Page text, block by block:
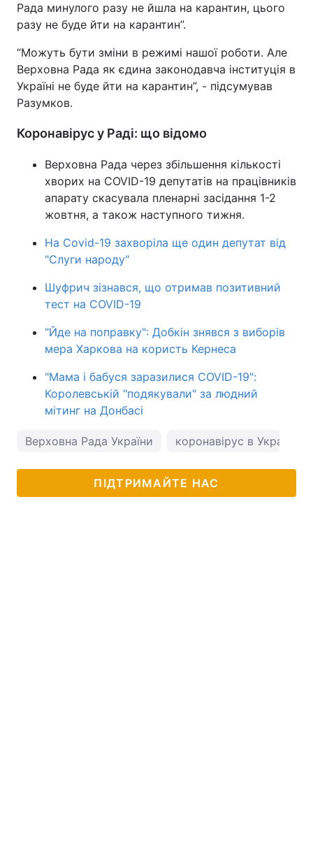
Рада минулого разу не йшла на карантин, цього
разу не буде йти на карантин”.
“Можуть бути зміни в режимі нашої роботи. Але
Верховна Рада як єдина законодавча інституція в
Україні не буде йти на карантин”, - підсумував
Разумков.
Коронавірус у Раді: що відомо
Верховна Рада через збільшення кількості
хворих на COVID-19 депутатів на працівників
апарату скасувала пленарні засідання 1-2
жовтня, а також наступного тижня.
На Covid-19 захворіла ще один депутат від
"Слуги народу"
Шуфрич зізнався, що отримав позитивний
тест на COVID-19
"Йде на поправку": Добкін знявся з виборів
мера Харкова на користь Кернеса
"Мама і бабуся заразилися COVID-19":
Королевській "подякували" за людний
мітинг на Донбасі
Верховна Рада України коронавірус в Україні
ПІДТРИМАЙТЕ НАС